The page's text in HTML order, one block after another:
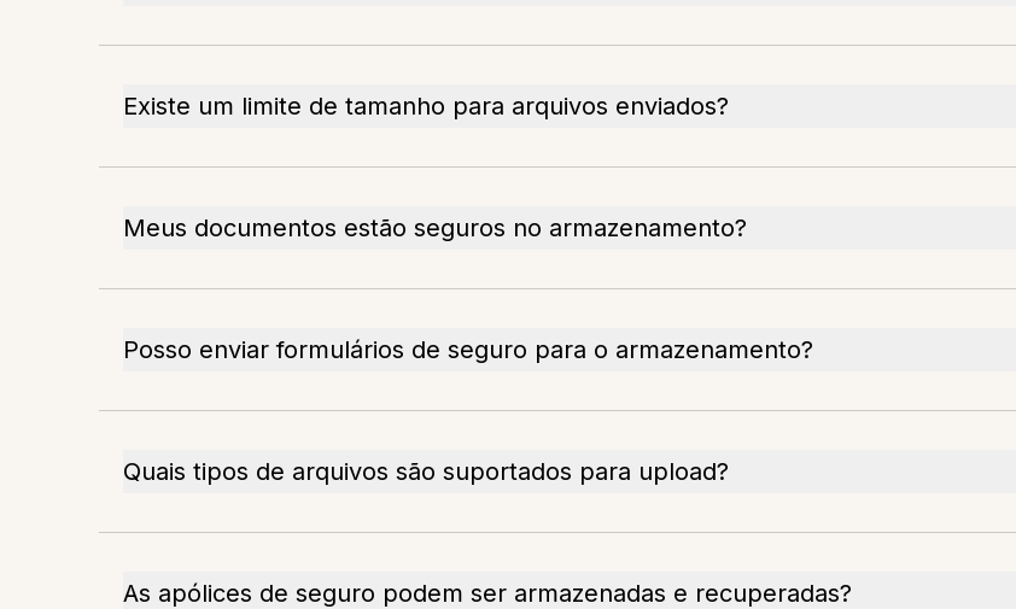
Existe um limite de tamanho para arquivos enviados?
Meus documentos estão seguros no armazenamento?
Posso enviar formulários de seguro para o armazenamento?
Quais tipos de arquivos são suportados para upload?
As apólices de seguro podem ser armazenadas e recuperadas?